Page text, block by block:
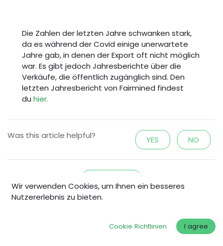
Die Zahlen der letzten Jahre schwanken stark,
da es während der Covid einige unerwartete
Jahre gab, in denen der Export oft nicht möglich
war. Es gibt jedoch Jahresberichte über die
Verkäufe, die öffentlich zugänglich sind. Den
letzten Jahresbericht von Fairmined findest
duhier.
Was this article helpful? YES NO
Wir verwenden Cookies, um Ihnen ein besseres
Nutzererlebnis zu bieten.
Cookie Richtlinien I agree